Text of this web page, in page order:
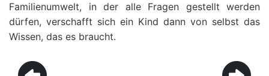
Familienumwelt, in der alle Fragen gestellt werden
dürfen, verschafft sich ein Kind dann von selbst das
Wissen, das es braucht.